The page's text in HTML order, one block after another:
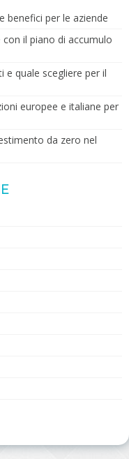
benefici per le aziende
il piano di accumulo
e quale scegliere per il
europee e italiane per
da zero nel